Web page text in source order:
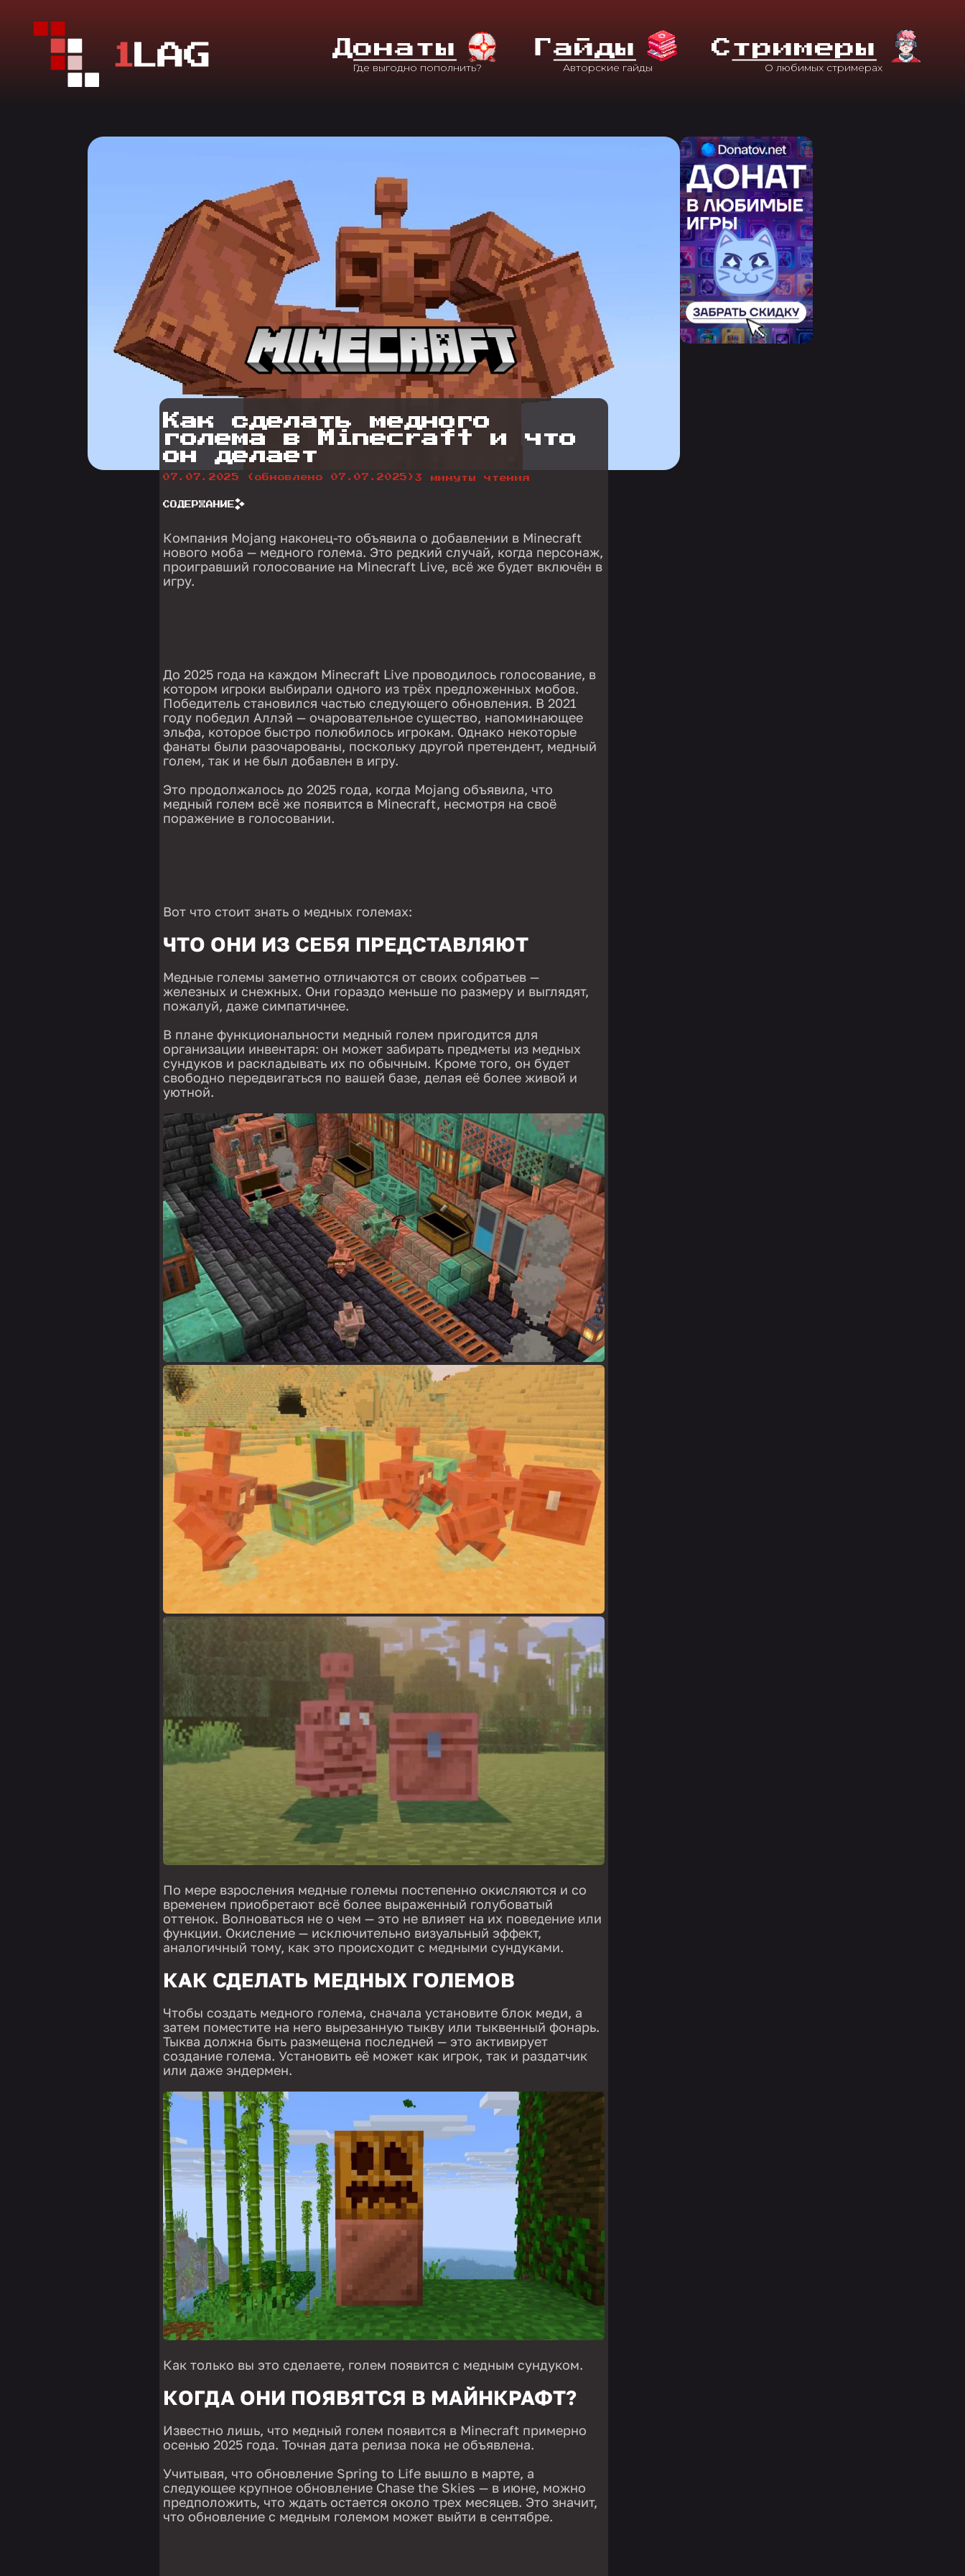
ДОнаты ГАйды С Тримеры
Как сделать медного
голема в Minecraft и что
он делает
07.07.2025 (обновлено 07.07.2025)3 минуты чтения
СОДЕРЖАНИЕ
Компания Mojang наконец-то объявила о добавлении в Minecraft
нового моба — медного голема. Это редкий случай, когда персонаж,
проигравший голосование на Minecraft Live, всё же будет включён в
игру.
До 2025 года на каждом Minecraft Live проводилось голосование, в
котором игроки выбирали одного из трёх предложенных мобов.
Победитель становился частью следующего обновления. В 2021
году победил Аллэй — очаровательное существо, напоминающее
эльфа, которое быстро полюбилось игрокам. Однако некоторые
фанаты были разочарованы, поскольку другой претендент, медный
голем, так и не был добавлен в игру.
Это продолжалось до 2025 года, когда Mojang объявила, что
медный голем всё же появится в Minecraft, несмотря на своё
поражение в голосовании.
Вот что стоит знать о медных големах:
ЧТО ОНИ ИЗ СЕБЯ ПРЕДСТАВЛЯЮТ
Медные големы заметно отличаются от своих собратьев —
железных и снежных. Они гораздо меньше по размеру и выглядят,
пожалуй, даже симпатичнее.
В плане функциональности медный голем пригодится для
организации инвентаря: он может забирать предметы из медных
сундуков и раскладывать их по обычным. Кроме того, он будет
свободно передвигаться по вашей базе, делая её более живой и
уютной.
По мере взросления медные големы постепенно окисляются и со
временем приобретают всё более выраженный голубоватый
оттенок. Волноваться не о чем — это не влияет на их поведение или
функции. Окисление — исключительно визуальный эффект,
аналогичный тому, как это происходит с медными сундуками.
КАК СДЕЛАТЬ МЕДНЫХ ГОЛЕМОВ
Чтобы создать медного голема, сначала установите блок меди, а
затем поместите на него вырезанную тыкву или тыквенный фонарь.
Тыква должна быть размещена последней — это активирует
создание голема. Установить её может как игрок, так и раздатчик
или даже эндермен.
Как только вы это сделаете, голем появится с медным сундуком.
КОГДА ОНИ ПОЯВЯТСЯ В МАЙНКРАФТ?
Известно лишь, что медный голем появится в Minecraft примерно
осенью 2025 года. Точная дата релиза пока не объявлена.
Учитывая, что обновление Spring to Life вышло в марте, а
следующее крупное обновление Chase the Skies — в июне, можно
предположить, что ждать остается около трех месяцев. Это значит,
что обновление с медным големом может выйти в сентябре.